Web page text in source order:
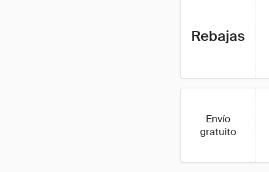
Rebajas
Envío
gratuito